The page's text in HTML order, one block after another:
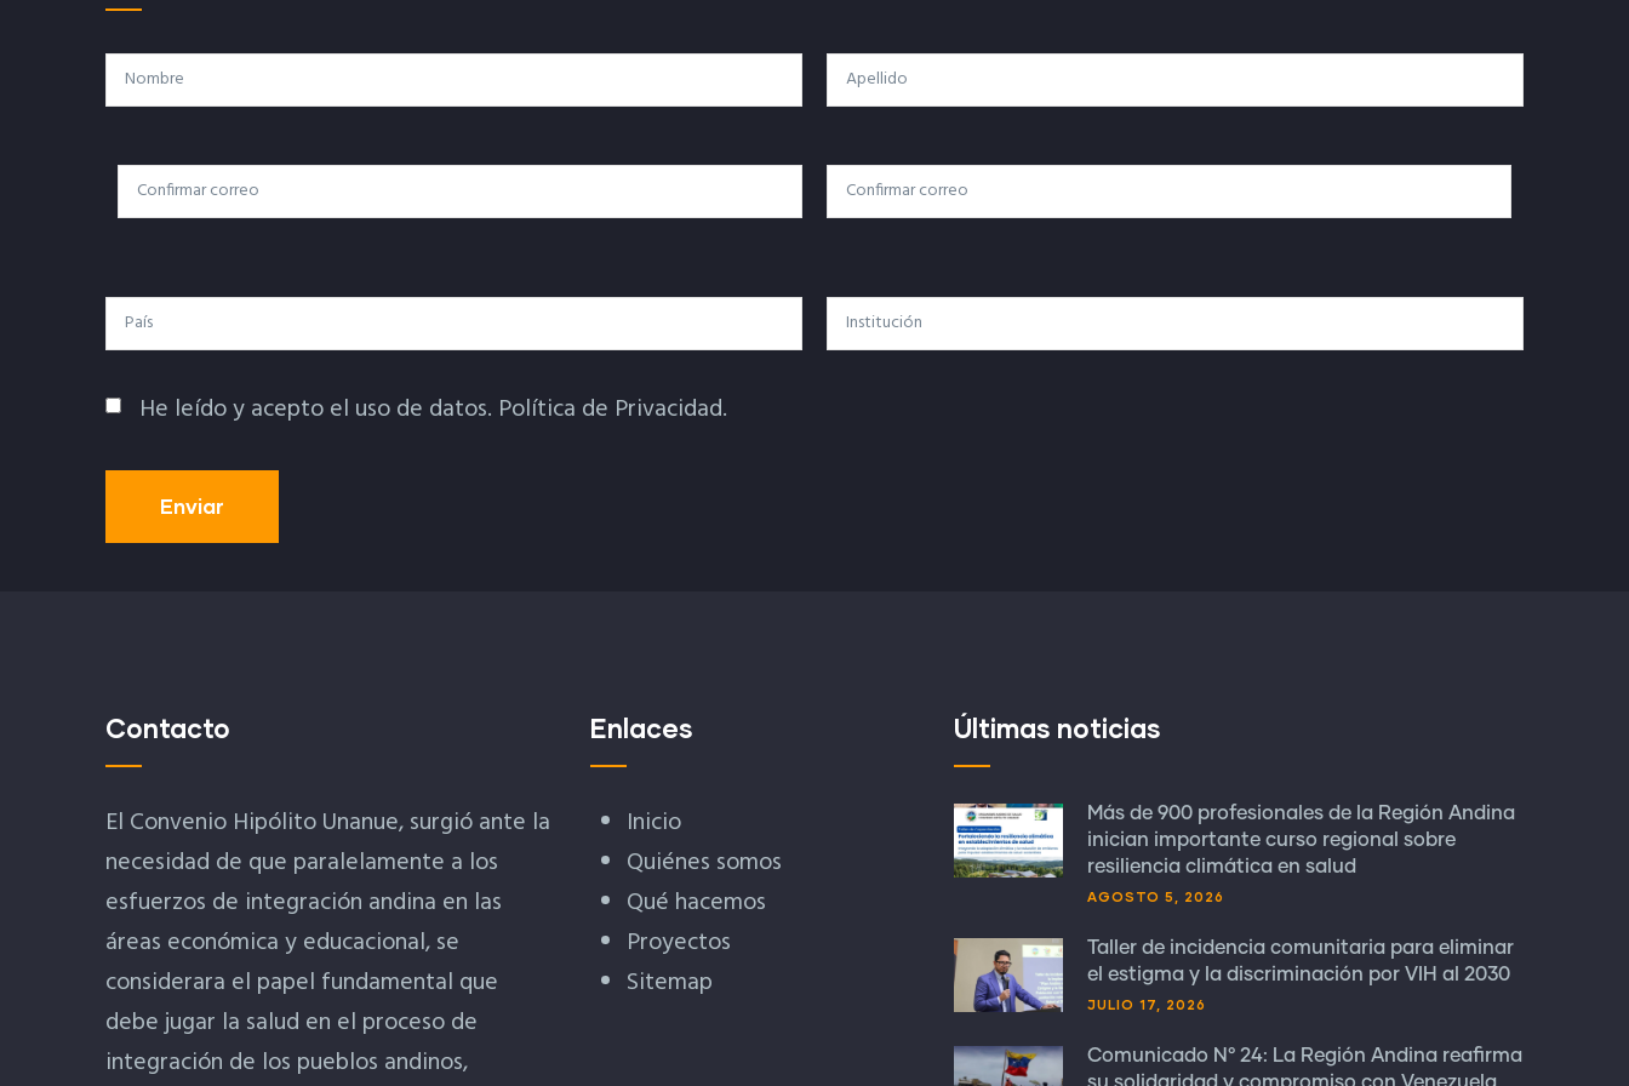
Nombre Apellido
Correo
Electrónico
Correo Electrónico Confirmar Correo
País Institución
Política De Privacidad
He leído y acepto el uso de datos. Política de Privacidad.
Contacto
El Convenio Hipólito Unanue, surgió ante la
necesidad de que paralelamente a los
esfuerzos de integración andina en las
áreas económica y educacional, se
considerara el papel fundamental que
debe jugar la salud en el proceso de
integración de los pueblos andinos,
Enlaces
Inicio
Quiénes somos
Qué hacemos
Proyectos
Sitemap
Últimas noticias
Más de 900 profesionales de la Región Andina
inician importante curso regional sobre
resiliencia climática en salud
AGOSTO 5, 2026
Taller de incidencia comunitaria para eliminar
el estigma y la discriminación por VIH al 2030
JULIO 17, 2026
Comunicado N° 24: La Región Andina reafirma